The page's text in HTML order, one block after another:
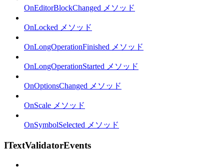
OnEditorBlockChanged メソッド
OnLocked メソッド
OnLongOperationFinished メソッド
OnLongOperationStarted メソッド
OnOptionsChanged メソッド
OnScale メソッド
OnSymbolSelected メソッド
ITextValidatorEvents